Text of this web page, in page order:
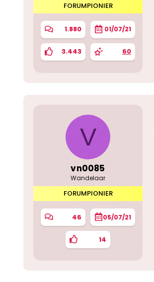
FORUMPIONIER
1.880 01/07/21
3.443 60
V
vn0085
Wandelaar
FORUMPIONIER
46 05/07/21
14